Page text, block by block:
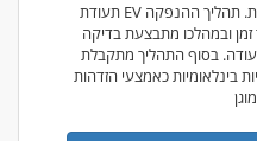
תעודת EV דומה לדרכון או וויזה למדינה אחרת. תהליך ההנפקה
זמן ובמהלכו מתבצעת בדיקה
בסוף התהליך מתקבלת
בינלאומיות כאמצעי הזדהות